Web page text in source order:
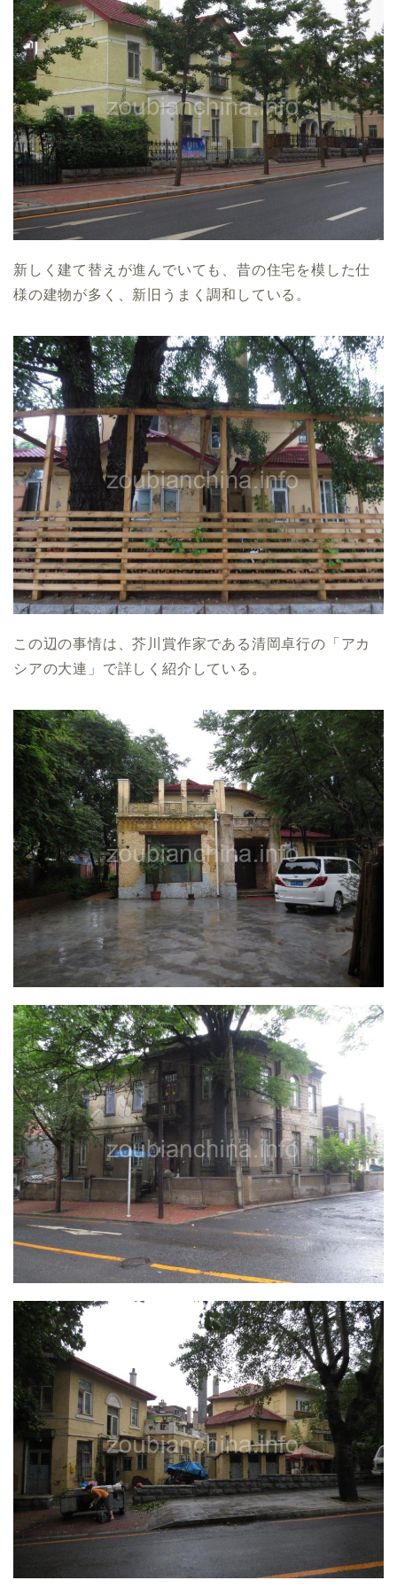
新しく建て替えが進んでいても、昔の住宅を模した仕
様の建物が多く、新旧うまく調和している。
この辺の事情は、芥川賞作家である清岡卓行の「アカ
シアの大連」で詳しく紹介している。